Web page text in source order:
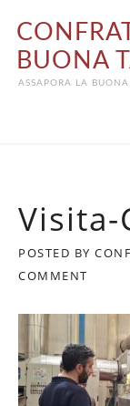
contentBUONA
ASSAPORA LA
Visita-
POSTED BY
COMMENT